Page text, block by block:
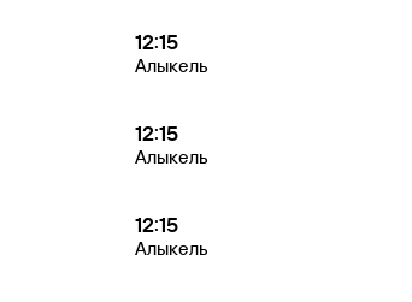
12:15
Алыкель
12:15
Алыкель
12:15
Алыкель